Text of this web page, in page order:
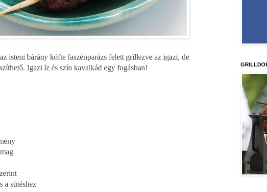
isteni bárány köfte faszénparázs felett grillezve az igazi, de
Igazi íz és szín kavalkád egy fogásban!
a sütéshez